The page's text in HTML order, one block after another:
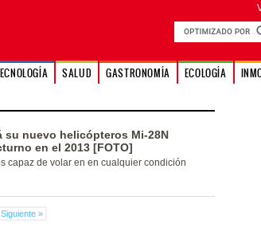
SALUD GASTRONOMÍA ECOLOGÍA
su nuevo helicópteros Mi-28N
en el 2013 [FOTO]
capaz de volar en en cualquier condición
Siguiente »